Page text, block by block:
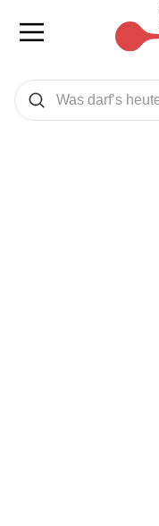
Was wollen Sie suchen
Suchen